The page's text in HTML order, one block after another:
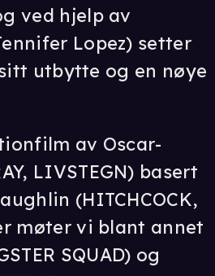
ved hjelp av
Lopez) setter
utbytte og en nøye
av Oscar-
LIVSTEGN) basert
(HITCHCOCK,
møter vi blant annet
SQUAD) og